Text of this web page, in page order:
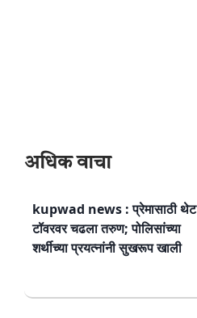
अधिक वाचा
kupwad news : प्रेमासाठी थेट
टॉवरवर चढला तरुण; पोलिसांच्या
शर्थीच्या प्रयत्नांनी सुखरूप खाली